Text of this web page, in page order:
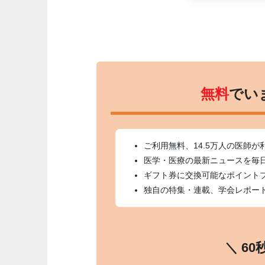
無料でい
ご利用無料、14.5万人の医師が
医学・医療の最新ニュースを毎
ギフト券に交換可能なポイント
独自の特集・連載、学会レポー
＼ 60